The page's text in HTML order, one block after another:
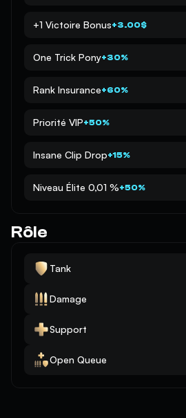
+1 Victoire Bonus+3.00$
One Trick Pony+30%
Rank Insurance+60%
Priorité VIP+50%
Insane Clip Drop+15%
Niveau Élite 0,01 %+50%
Rôle
Tank
Damage
Support
Open Queue